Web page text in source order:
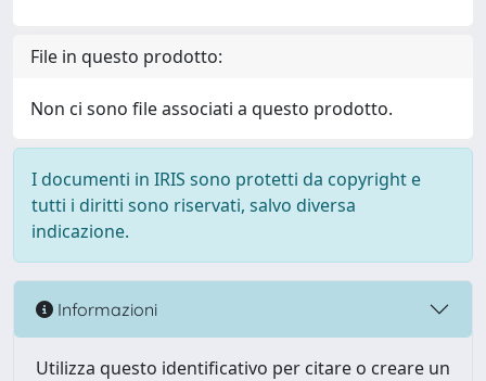
File in questo prodotto:
Non ci sono file associati a questo prodotto.
I documenti in IRIS sono protetti da copyright e
tutti i diritti sono riservati, salvo diversa
indicazione.
Informazioni
Utilizza questo identificativo per citare o creare un